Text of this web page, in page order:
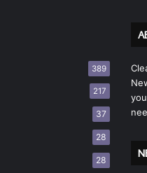
389
217
37
28
28